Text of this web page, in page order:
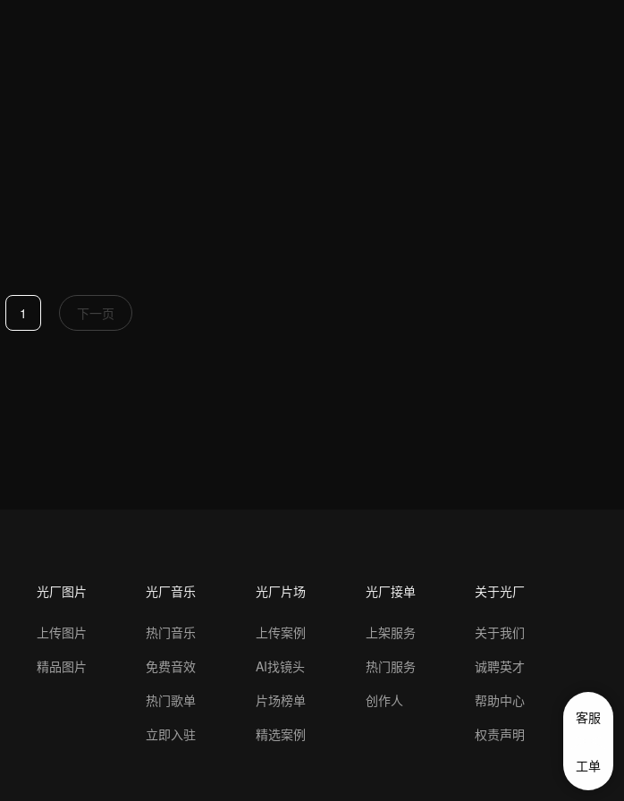
1 下一页
光厂图片
上传图片
精品图片
光厂音乐
热门音乐
免费音效
热门歌单
立即入驻
光厂片场
上传案例
AI找镜头
片场榜单
精选案例
光厂接单
上架服务
热门服务
创作人
关于光厂
关于我们
诚聘英才
帮助中心
权责声明
客服
工单